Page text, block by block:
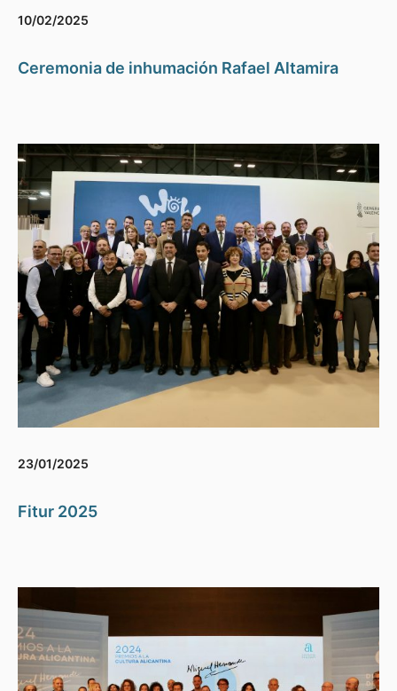
10/02/2025
Ceremonia de inhumación Rafael Altamira
23/01/2025
Fitur 2025